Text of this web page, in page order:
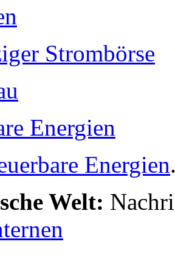
Strombörse
Energien
Energien
Welt: